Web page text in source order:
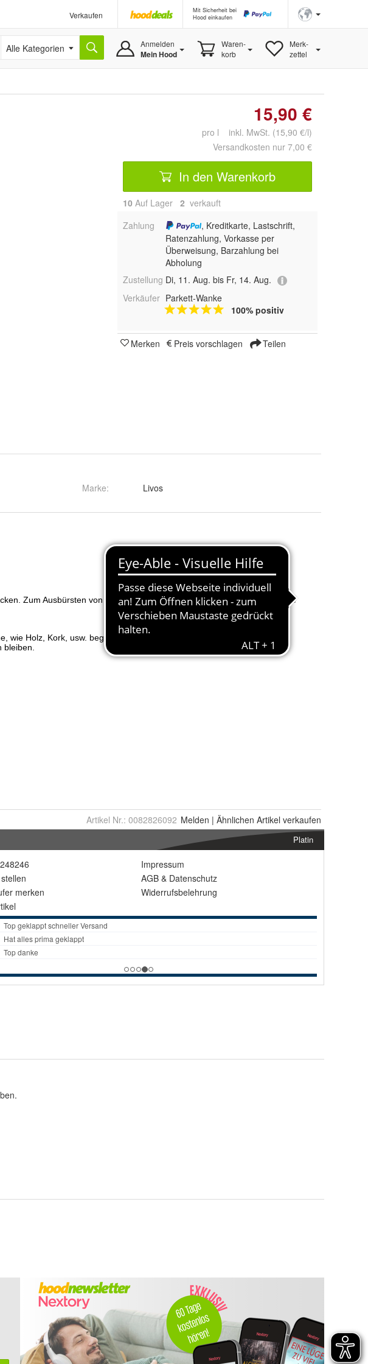
Verkaufen
Mit Sicherheit bei
Hood einkaufen
Alle Kategorien Anmelden
Mein Hood
Waren-
korb
Merk-
zettel
15,90 €
pro l inkl. MwSt. (15,90 €/l)
Versandkosten nur 7,00 €
In den Warenkorb
10 Auf Lager 2 verkauft
Zahlung
, Kreditkarte, Lastschrift,
Ratenzahlung, Vorkasse per
Überweisung, Barzahlung bei
Abholung
Zustellung Di, 11. Aug. bis Fr, 14. Aug.
Verkäufer Parkett-Wanke
100% positiv
Merken Preis vorschlagen Teilen
Marke: Livos
Artikel Nr.: 0082826092 Melden | Ähnlichen Artikel verkaufen
Platin
merken
Impressum
AGB & Datenschutz
Widerrufsbelehrung